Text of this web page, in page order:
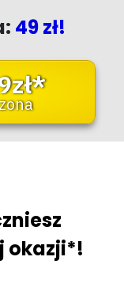
49 zł!
okazji*!